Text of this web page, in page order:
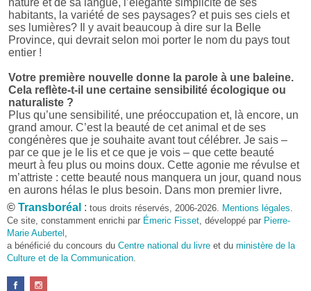
habitants, la variété de ses paysages? et puis ses ciels et
ses lumières? Il y avait beaucoup à dire sur la Belle
Province, qui devrait selon moi porter le nom du pays tout
entier !
Votre première nouvelle donne la parole à une baleine.
Cela reflète-t-il une certaine sensibilité écologique ou
naturaliste ?
Plus qu’une sensibilité, une préoccupation et, là encore, un
grand amour. C’est la beauté de cet animal et de ses
congénères que je souhaite avant tout célébrer. Je sais –
par ce que je le lis et ce que je vois – que cette beauté
meurt à feu plus ou moins doux. Cette agonie me révulse et
m’attriste : cette beauté nous manquera un jour, quand nous
en aurons hélas le plus besoin. Dans mon premier livre,
j’avais pris goût à me mettre dans la peau d’une bête. Outre
l’intérêt de l’exercice littéraire, il me semble que cela peut
être un bon moyen pour transmettre certains messages.
Pourquoi avoir choisi le format des nouvelles plutôt
qu’un autre ?
D’abord parce que j’aime (décidément!) en lire !
© Transboréal : tous droits réservés, 2006-2026. Mentions légales
Ce site, constamment enrichi par Émeric Fisset , développé par Pierre-
Marie Aubertel
a bénéficié du concours du Centre national du livre et du ministère de la
Culture et de la Communication